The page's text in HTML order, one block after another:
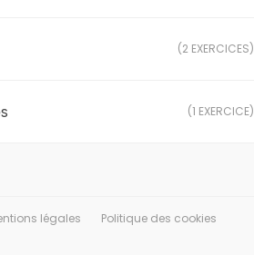
(2 EXERCICES)
(1 EXERCICE)
légales Politique des cookies